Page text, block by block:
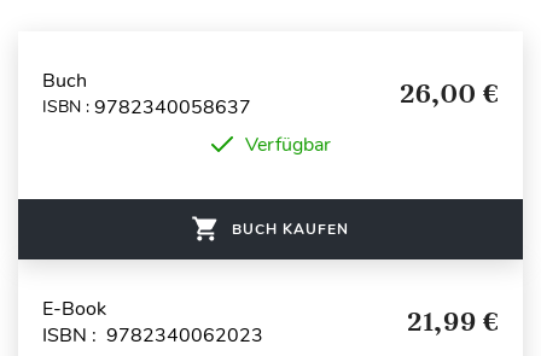
Buch
ISBN : 9782340058637 26,00 €
Verfügbar
BUCH KAUFEN
E-Book
ISBN : 9782340062023
21,99 €